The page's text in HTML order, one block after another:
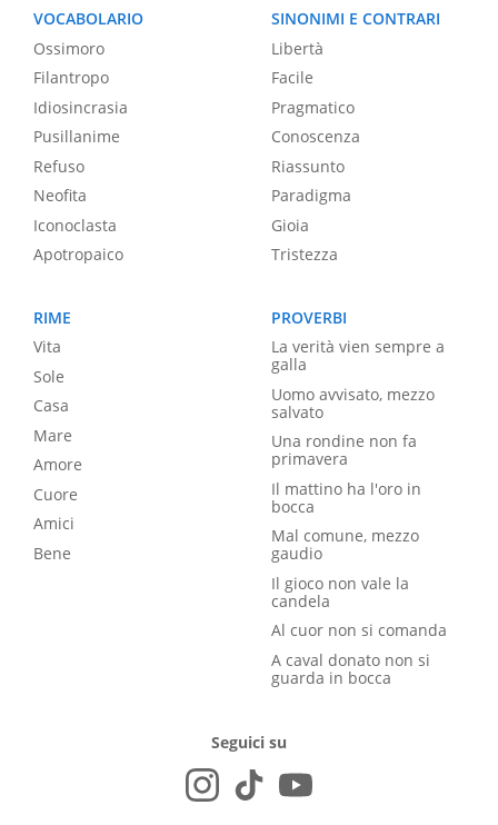
VOCABOLARIO
Ossimoro
Filantropo
Idiosincrasia
Pusillanime
Refuso
Neofita
Iconoclasta
Apotropaico
SINONIMI E CONTRARI
Libertà
Facile
Pragmatico
Conoscenza
Riassunto
Paradigma
Gioia
Tristezza
RIME
Vita
Sole
Casa
Mare
Amore
Cuore
Amici
Bene
PROVERBI
La verità vien sempre a
galla
Uomo avvisato, mezzo
salvato
Una rondine non fa
primavera
Il mattino ha l'oro in
bocca
Mal comune, mezzo
gaudio
Il gioco non vale la
candela
Al cuor non si comanda
A caval donato non si
guarda in bocca
Seguici su